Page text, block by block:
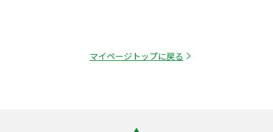
マイページトップに戻る